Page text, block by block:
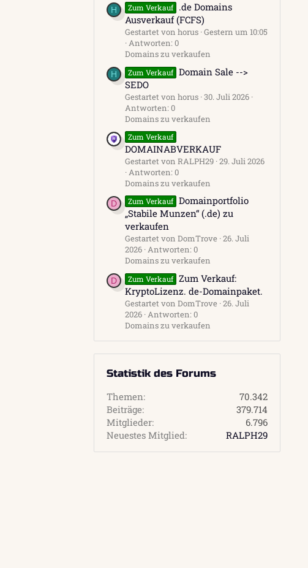
H Zum Verkauf
.de Domains
Ausverkauf (FCFS)
Gestartet von horus Gestern um 10:05
Antworten: 0
Domains zu verkaufen
H Zum Verkauf Domain Sale -->
SEDO
Gestartet von horus 30. Juli 2026
Antworten: 0
Domains zu verkaufen
Zum Verkauf
DOMAINABVERKAUF
Gestartet von RALPH29 29. Juli 2026
Antworten: 0
Domains zu verkaufen
D Zum Verkauf Domainportfolio
„Stabile Munzen“ (.de) zu
verkaufen
Gestartet von DomTrove 26. Juli
2026 Antworten: 0
Domains zu verkaufen
D Zum Verkauf Zum Verkauf:
KryptoLizenz. de-Domainpaket.
Gestartet von DomTrove 26. Juli
2026 Antworten: 0
Domains zu verkaufen
Statistik des Forums
Themen
70.342
Beiträge
379.714
Mitglieder
6.796
Neuestes Mitglied
RALPH29